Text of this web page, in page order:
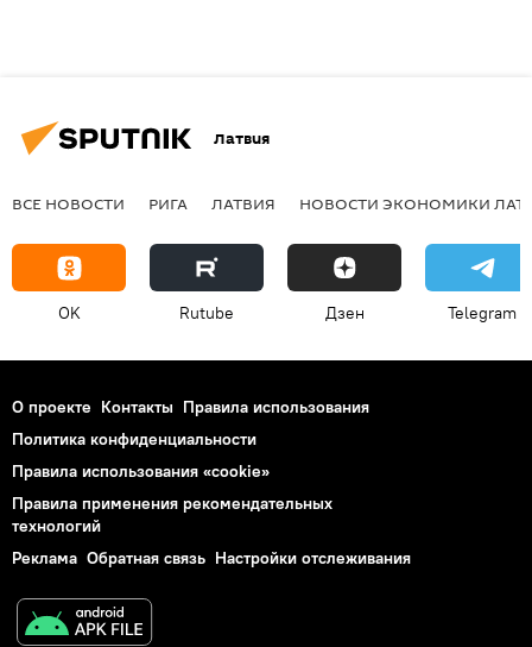
Латвия
ВСЕ НОВОСТИ РИГА ЛАТВИЯ НОВОСТИ ЭКОНОМИКИ
OK Rutube Дзен Telegram
О проекте Контакты Правила использования
Политика конфиденциальности
Правила использования «cookie»
Правила применения рекомендательных
технологий
Реклама Обратная связь Настройки отслеживания